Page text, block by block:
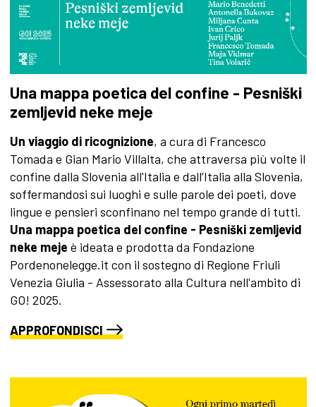
Una mappa poetica del confine - Pesniški
zemljevid neke meje
Un viaggio di ricognizione, a cura di Francesco
Tomada e Gian Mario Villalta, che attraversa più volte il
confine dalla Slovenia all'Italia e dall’Italia alla Slovenia,
soffermandosi sui luoghi e sulle parole dei poeti, dove
lingue e pensieri sconfinano nel tempo grande di tutti.
Una mappa poetica del confine - Pesniški zemljevid
neke meje è ideata e prodotta da Fondazione
Pordenonelegge.it con il sostegno di Regione Friuli
Venezia Giulia - Assessorato alla Cultura nell'ambito di
GO! 2025.
APPROFONDISCI